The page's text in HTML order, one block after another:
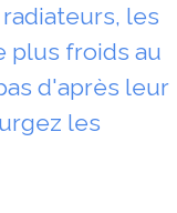
les
plus froids au
d'après leur
les